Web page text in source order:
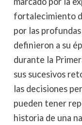
fortalecimiento
por las
definieron a su
durante la
sus sucesivos
las decisiones
pueden tener
historia de una